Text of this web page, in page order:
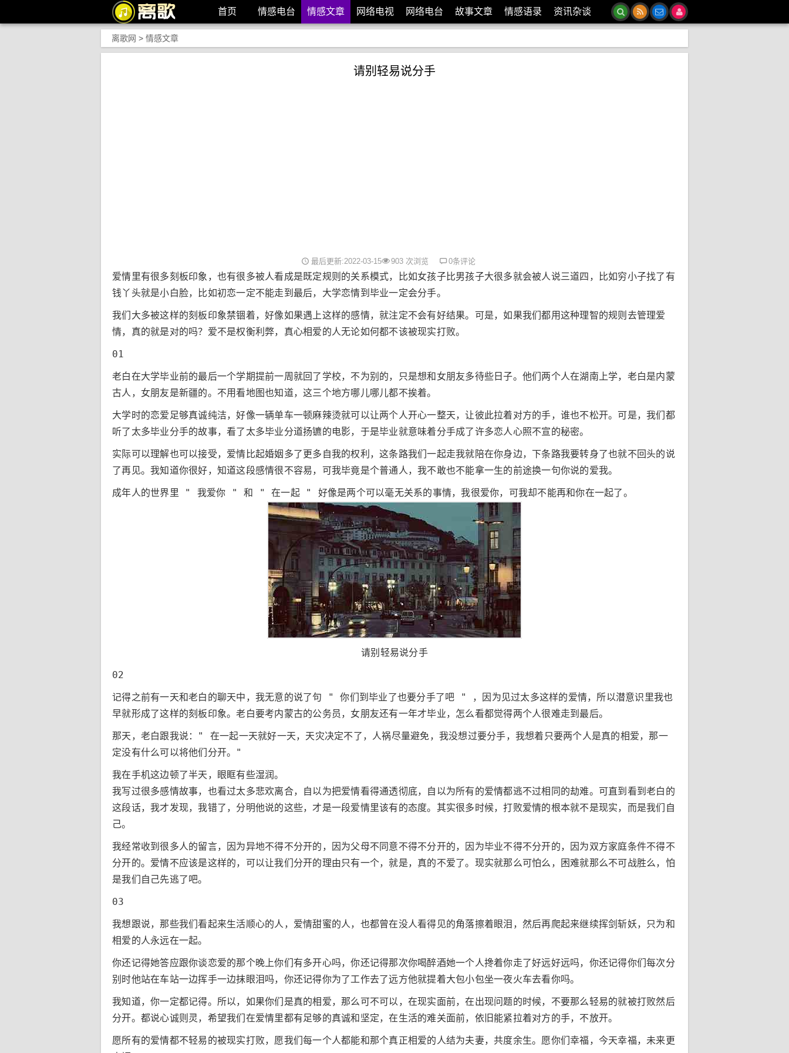
首页 情感电台 情感文章 网络电视 网络电台 故事文章 情感语录 资讯杂谈
离歌网 > 情感文章
请别轻易说分手
最后更新:2022-03-15 903 次浏览 0条评论
爱情里有很多刻板印象，也有很多被人看成是既定规则的关系模式，比如女孩子比男孩子大很多就会被人说三道四，比如穷小子找了有
钱丫头就是小白脸，比如初恋一定不能走到最后，大学恋情到毕业一定会分手。
我们大多被这样的刻板印象禁锢着，好像如果遇上这样的感情，就注定不会有好结果。可是，如果我们都用这种理智的规则去管理爱
情，真的就是对的吗？爱不是权衡利弊，真心相爱的人无论如何都不该被现实打败。
01
老白在大学毕业前的最后一个学期提前一周就回了学校，不为别的，只是想和女朋友多待些日子。他们两个人在湖南上学，老白是内蒙
古人，女朋友是新疆的。不用看地图也知道，这三个地方哪儿哪儿都不挨着。
大学时的恋爱足够真诚纯洁，好像一辆单车一顿麻辣烫就可以让两个人开心一整天，让彼此拉着对方的手，谁也不松开。可是，我们都
听了太多毕业分手的故事，看了太多毕业分道扬镳的电影，于是毕业就意味着分手成了许多恋人心照不宣的秘密。
实际可以理解也可以接受，爱情比起婚姻多了更多自我的权利，这条路我们一起走我就陪在你身边，下条路我要转身了也就不回头的说
了再见。我知道你很好，知道这段感情很不容易，可我毕竟是个普通人，我不敢也不能拿一生的前途换一句你说的爱我。
成年人的世界里 " 我爱你 " 和 " 在一起 " 好像是两个可以毫无关系的事情，我很爱你，可我却不能再和你在一起了。
请别轻易说分手
02
记得之前有一天和老白的聊天中，我无意的说了句 " 你们到毕业了也要分手了吧 " ，因为见过太多这样的爱情，所以潜意识里我也
早就形成了这样的刻板印象。老白要考内蒙古的公务员，女朋友还有一年才毕业，怎么看都觉得两个人很难走到最后。
那天，老白跟我说：" 在一起一天就好一天，天灾决定不了，人祸尽量避免，我没想过要分手，我想着只要两个人是真的相爱，那一
定没有什么可以将他们分开。"
我在手机这边顿了半天，眼眶有些湿润。
我写过很多感情故事，也看过太多悲欢离合，自以为把爱情看得通透彻底，自以为所有的爱情都逃不过相同的劫难。可直到看到老白的
这段话，我才发现，我错了，分明他说的这些，才是一段爱情里该有的态度。其实很多时候，打败爱情的根本就不是现实，而是我们自
己。
我经常收到很多人的留言，因为异地不得不分开的，因为父母不同意不得不分开的，因为毕业不得不分开的，因为双方家庭条件不得不
分开的。爱情不应该是这样的，可以让我们分开的理由只有一个，就是，真的不爱了。现实就那么可怕么，困难就那么不可战胜么，怕
是我们自己先逃了吧。
03
我想跟说，那些我们看起来生活顺心的人，爱情甜蜜的人，也都曾在没人看得见的角落擦着眼泪，然后再爬起来继续挥剑斩妖，只为和
相爱的人永远在一起。
你还记得她答应跟你谈恋爱的那个晚上你们有多开心吗，你还记得那次你喝醉酒她一个人搀着你走了好远好远吗，你还记得你们每次分
别时他站在车站一边挥手一边抹眼泪吗，你还记得你为了工作去了远方他就提着大包小包坐一夜火车去看你吗。
我知道，你一定都记得。所以，如果你们是真的相爱，那么可不可以，在现实面前，在出现问题的时候，不要那么轻易的就被打败然后
分开。都说心诚则灵，希望我们在爱情里都有足够的真诚和坚定，在生活的难关面前，依旧能紧拉着对方的手，不放开。
愿所有的爱情都不轻易的被现实打败，愿我们每一个人都能和那个真正相爱的人结为夫妻，共度余生。愿你们幸福，今天幸福，未来更